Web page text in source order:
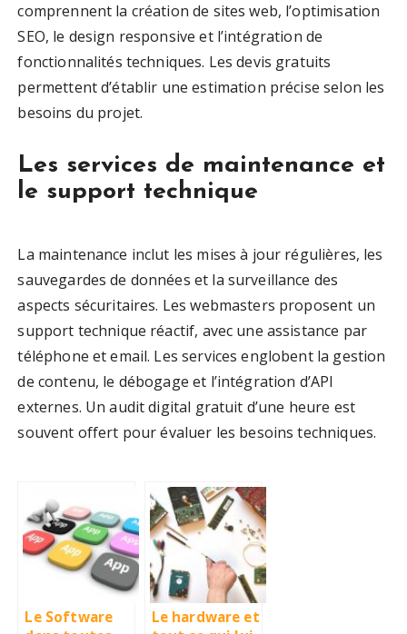
comprennent la création de sites web, l’optimisation
SEO, le design responsive et l’intégration de
fonctionnalités techniques. Les devis gratuits
permettent d’établir une estimation précise selon les
besoins du projet.
Les services de maintenance et
le support technique
La maintenance inclut les mises à jour régulières, les
sauvegardes de données et la surveillance des
aspects sécuritaires. Les webmasters proposent un
support technique réactif, avec une assistance par
téléphone et email. Les services englobent la gestion
de contenu, le débogage et l’intégration d’API
externes. Un audit digital gratuit d’une heure est
souvent offert pour évaluer les besoins techniques.
Le Software
Le hardware et